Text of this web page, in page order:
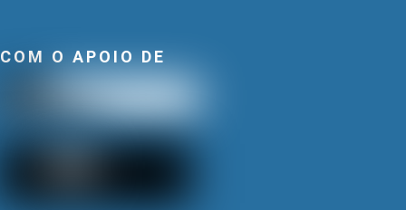
COM O APOIO DE